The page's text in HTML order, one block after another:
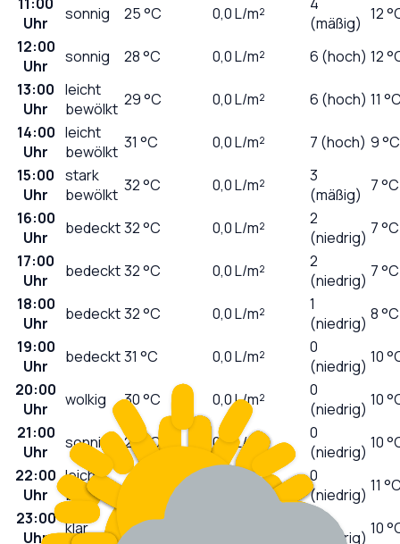
Uhr
sonnig 25°C 0,0L/m²
(mäßig) 12
12:00
Uhr
sonnig 28°C 0,0L/m² 6 (hoch) 12
13:00
Uhr
leicht
bewölkt 29°C 0,0L/m² 6 (hoch) 11
14:00
Uhr
leicht
bewölkt 31 °C 0,0L/m² 7 (hoch) 9 °C
15:00
Uhr
stark
bewölkt 32°C 0,0L/m²
3
(mäßig) 7 °C
16:00
Uhr
bedeckt32°C 0,0L/m²
2
(niedrig) 7 °C
17:00
Uhr
bedeckt32°C 0,0L/m²
2
(niedrig) 7 °C
18:00
Uhr
bedeckt32°C 0,0L/m²
1
(niedrig) 8 °C
19:00
Uhr
bedeckt31 °C 0,0L/m²
0
(niedrig) 10
20:00
Uhr
wolkig 30°C 0,0L/m²
0
(niedrig) 10
21:00
Uhr
sonnig 27 °C 0,0 L/m²
0
(niedrig) 10
22:00
Uhr
leicht
bewölkt
24 L/m²
0
(niedrig) 11
23:00
Uhr
klar 22°C
(niedrig) 10